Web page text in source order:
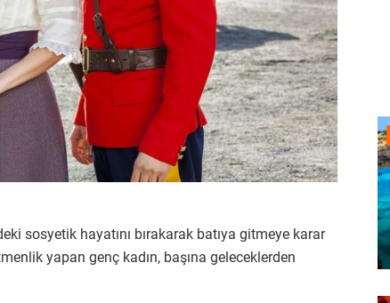
sosyetik hayatını bırakarak batıya gitmeye karar
yapan genç kadın, başına geleceklerden